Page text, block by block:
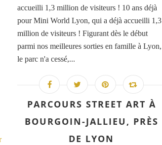
accueilli 1,3 million de visiteurs ! 10 ans déjà
pour Mini World Lyon, qui a déjà accueilli 1,3
million de visiteurs ! Figurant dès le début
parmi nos meilleures sorties en famille à Lyon,
le parc n'a cessé,...
PARCOURS STREET ART À
BOURGOIN-JALLIEU, PRÈS
DE LYON